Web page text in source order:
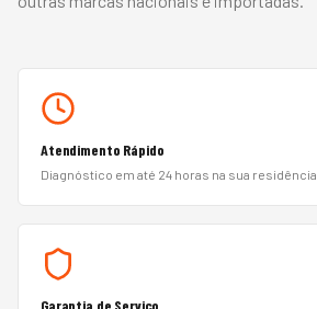
Atendimento Rápido
Diagnóstico em até 24 horas na sua residência
Garantia de Serviço